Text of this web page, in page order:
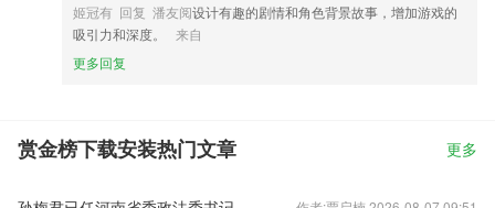
姬冠有 回复 潘友阅设计有趣的剧情和角色背景故事，增加游戏的
吸引力和深度。
来自
更多回复
赏金榜下载安装热门文章 更多